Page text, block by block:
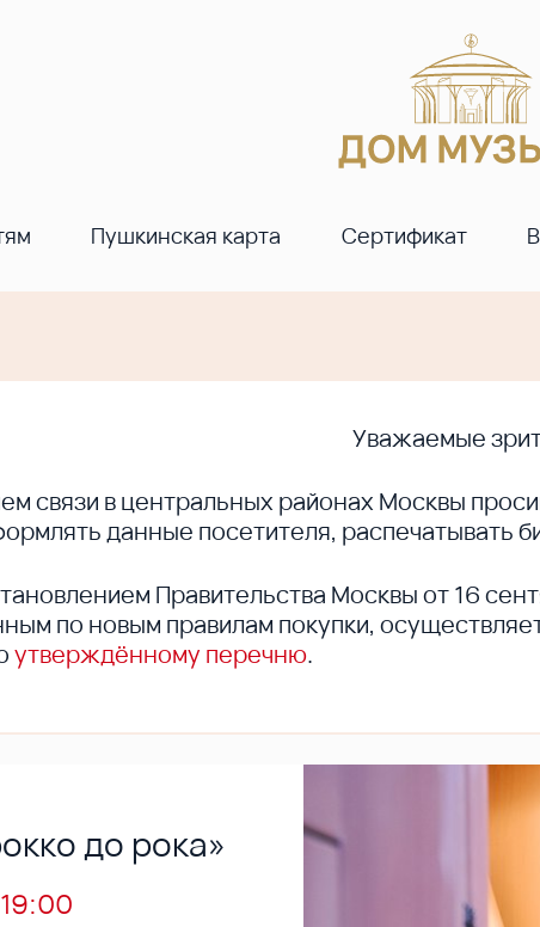
Пушкинская карта Сертификат
Уважаемые
связи в центральных районах Москвы
данные посетителя, распечатывать
Правительства Москвы от 16
по новым правилам покупки,
утверждённому перечню.
до рока»